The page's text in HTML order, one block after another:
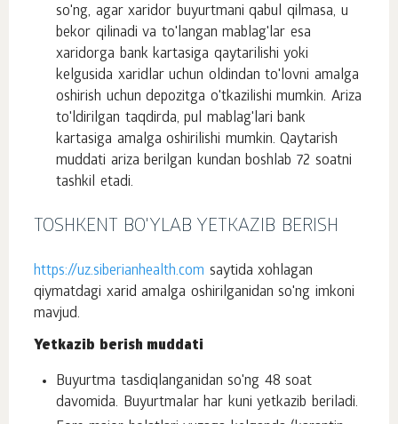
so'ng, agar xaridor buyurtmani qabul qilmasa, u
bekor qilinadi va to'langan mablag'lar esa
xaridorga bank kartasiga qaytarilishi yoki
kelgusida xaridlar uchun oldindan to'lovni amalga
oshirish uchun depozitga o'tkazilishi mumkin. Ariza
to'ldirilgan taqdirda, pul mablag'lari bank
kartasiga amalga oshirilishi mumkin. Qaytarish
muddati ariza berilgan kundan boshlab 72 soatni
tashkil etadi.
TOSHKENT BO'YLAB YETKAZIB BERISH
https://uz.siberianhealth.com saytida xohlagan
qiymatdagi xarid amalga oshirilganidan so'ng imkoni
mavjud.
Yetkazib berish muddati
Buyurtma tasdiqlanganidan so'ng 48 soat
davomida. Buyurtmalar har kuni yetkazib beriladi.